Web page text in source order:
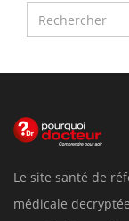
Le site santé de
médicale